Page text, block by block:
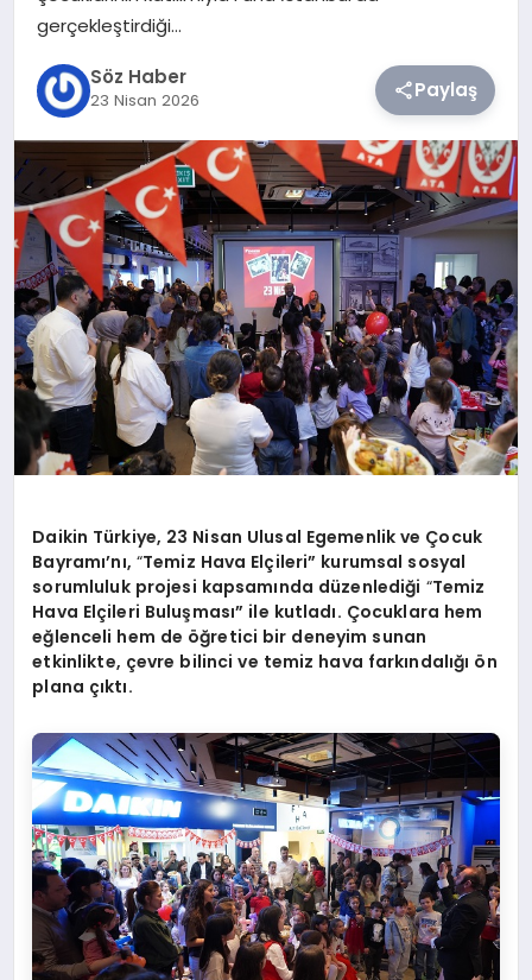
SIYASET
YAŞAM
gerçekleştirdiği…
Söz Haber
23 Nisan 2026 Paylaş
Daikin Türkiye, 23 Nisan Ulusal Egemenlik ve Çocuk
Bayramı’nı, “Temiz Hava Elçileri” kurumsal sosyal
sorumluluk projesi kapsamında düzenlediği “Temiz
Hava Elçileri Buluşması” ile kutladı. Çocuklara hem
eğlenceli hem de öğretici bir deneyim sunan
etkinlikte, çevre bilinci ve temiz hava farkındalığı ön
plana çıktı.